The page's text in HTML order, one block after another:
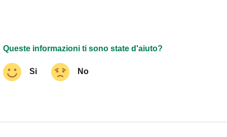
Queste informazioni ti sono state d'aiuto?
Si No